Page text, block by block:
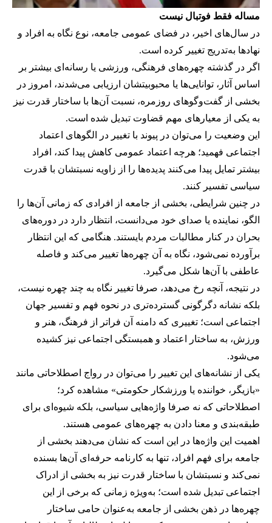
مساله فقط فوتبال نیست
در سال‌های اخیر، در فضای عمومی جامعه، نوع نگاه به افراد و
نهادها به‌تدریج تغییر کرده است.
اگر در گذشته چهره‌های فرهنگی، ورزشی یا رسانه‌ای بیشتر بر
اساس آثار، توانایی‌ها یا محبوبیتشان ارزیابی می‌شدند، امروز در
بخشی از گفت‌وگوهای روزمره، نسبت آن‌ها با ساختار قدرت نیز
به یکی از معیارهای مهم قضاوت تبدیل شده است.
این وضعیت را می‌توان در پیوند با تغییر در الگوهای اعتماد
اجتماعی فهمید؛ هرچه اعتماد عمومی کاهش پیدا کند، افراد
بیشتر تمایل پیدا می‌کنند پدیده‌ها را از زاویه نسبتشان با قدرت
سیاسی تفسیر کنند.
در چنین شرایطی، بخشی از جامعه از افرادی که زمانی آن‌ها را
الگو، نماینده یا صدای خود می‌دانست، انتظار دارد در دوره‌های
بحران در کنار مطالبات مردم بایستند. هنگامی که این انتظار
برآورده نمی‌شود، نگاه به آن چهره‌ها تغییر می‌کند و فاصله
عاطفی با آن‌ها شکل می‌گیرد.
در نتیجه، آنچه رخ می‌دهد، صرفا تغییر نگاه به چند چهره نیست،
بلکه نشانه دگرگونی گسترده‌تری در نحوه فهم و تفسیر جهان
اجتماعی است؛ تغییری که دامنه آن فراتر از فرهنگ، هنر و
ورزش، به ساختار اعتماد و همبستگی اجتماعی نیز کشیده
می‌شود.
یکی از نشانه‌های این تغییر را می‌توان در رواج اصطلاحاتی مانند
«بازیگر، خواننده یا ورزشکار حکومتی» مشاهده کرد؛
اصطلاحاتی که نه صرفا واژه‌هایی سیاسی، بلکه شیوه‌ای برای
طبقه‌بندی و معنا دادن به چهره‌های عمومی هستند.
اهمیت این واژه‌ها در این است که نشان می‌دهند بخشی از
جامعه برای فهم افراد، تنها به کارنامه حرفه‌ای آن‌ها بسنده
نمی‌کند و نسبتشان با ساختار قدرت نیز به بخشی از ادراک
اجتماعی تبدیل شده است؛ به‌ویژه زمانی که برخی از این
چهره‌ها در ذهن بخشی از جامعه به‌عنوان حامی ساختار